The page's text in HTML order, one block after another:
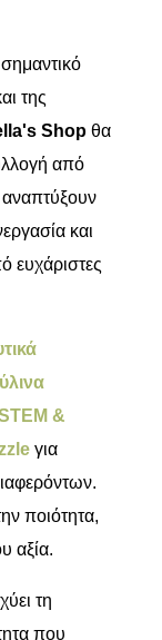
της
Shopθα
από
αναπτύξουν
και
ευχάριστες
&
για
ποιότητα,
αξία.
τη
που